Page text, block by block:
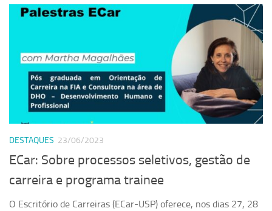
Solicitar um serviço
Reserva de espaços físicos
Competências
Infraestrutura
Localização
DESTAQUES 23/06/2023
ECar: Sobre processos seletivos, gestão de
carreira e programa trainee
O Escritório de Carreiras (ECar-USP) oferece, nos dias 27, 28